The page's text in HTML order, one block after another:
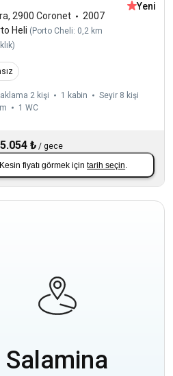
,2900 Coronet
2007
Heli ( Porto Cheli: 0,2 km
)
Yeni
2 kişi 1 kabin
Seyir 8 kişi
1 WC
₺ /gece
Kesin fiyatı görmek içintarih seçin
Salamina